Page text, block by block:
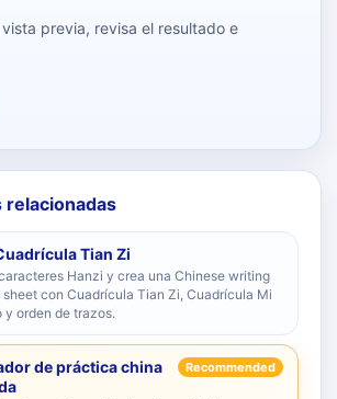
vista previa, revisa el resultado e
relacionadas
Tian Zi
Hanzi y crea una Chinese writing
con Cuadrícula Tian Zi, Cuadrícula Mi
y orden de trazos.
de práctica china
Recommended